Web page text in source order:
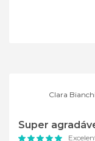
Clara Bianchi
Super